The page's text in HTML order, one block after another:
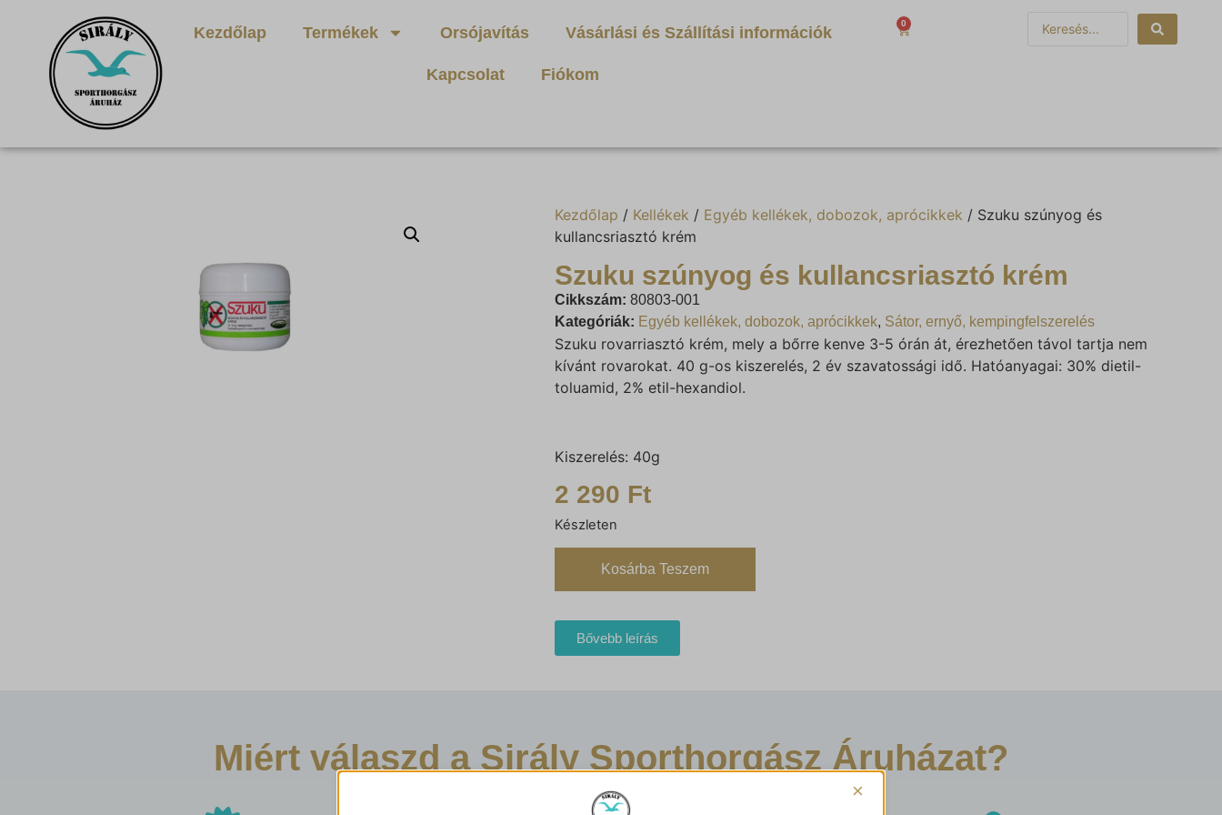
Kezdőlap Termékek Orsójavítás Vásárlási és Szállítási információk
Kapcsolat Fiókom
0
Kezdőlap / Kellékek / Egyéb kellékek, dobozok, aprócikkek / Szuku szúnyog és
kullancsriasztó krém
Szuku szúnyog és kullancsriasztó krém
Cikkszám:80803-001
Kategóriák: Egyéb kellékek, dobozok, aprócikkek, Sátor, ernyő, kempingfelszerelés
Szuku rovarriasztó krém, mely a bőrre kenve 3-5 órán át, érezhetően távol tartja nem
kívánt rovarokat. 40 g-os kiszerelés, 2 év szavatossági idő. Hatóanyagai: 30% dietil-
toluamid, 2% etil-hexandiol.
Kiszerelés: 40g
2 290 Ft
Készleten
Kosárba Teszem
Bővebb leírás
Miért válaszd a Sirály Sporthorgász Áruházat?
×